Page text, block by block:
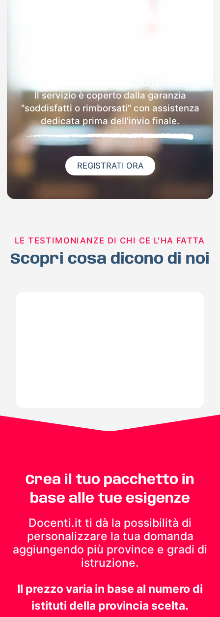
Il servizio è coperto dalla garanzia
"soddisfatti o rimborsati" con assistenza
dedicata prima dell'invio finale.
REGISTRATI ORA
LE TESTIMONIANZE DI CHI CE L'HA FATTA
Scopri cosa dicono di noi
Crea il tuo pacchetto in
base alle tue esigenze
Docenti.it ti dà la possibilità di
personalizzare la tua domanda
aggiungendo più province e gradi di
istruzione.
Il prezzo varia in base al numero di
istituti della provincia scelta.